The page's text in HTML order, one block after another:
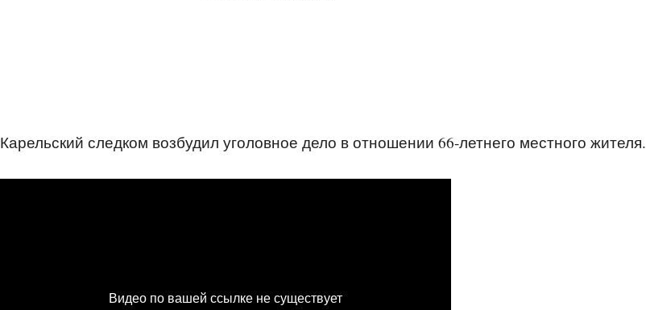
Карельский следком возбудил уголовное дело в отношении 66-летнего местного жителя.